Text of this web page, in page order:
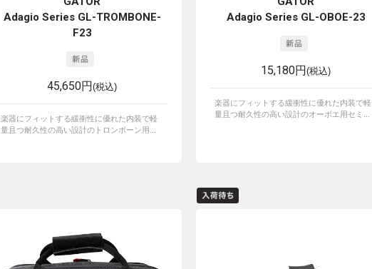
Adagio Series GL-TROMBONE-
F23
45,650円(税込)
楽器にフィットする緩衝性に優れた内装で軽
量且つ耐久性の高い設計のトロンボーン用...
Adagio Series GL-OBOE-23
15,180円(税込)
楽器にフィットする緩衝性に優れた内装で軽
量且つ耐久性の高い設計のオーボエ用セミ...